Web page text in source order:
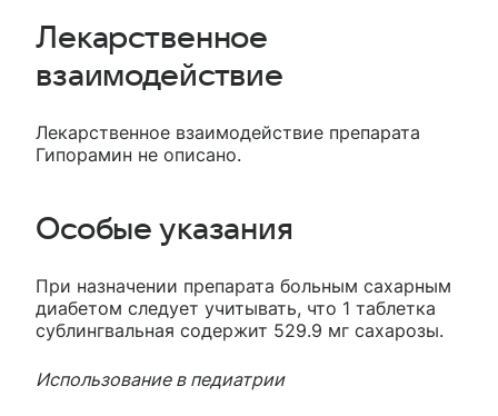
Лекарственное
взаимодействие
Лекарственное взаимодействие препарата
Гипорамин не описано.
Особые указания
При назначении препарата больным сахарным
диабетом следует учитывать, что 1 таблетка
сублингвальная содержит 529.9 мг сахарозы.
Использование в педиатрии